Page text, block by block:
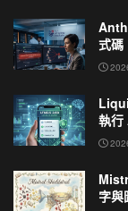
式碼
執
字與